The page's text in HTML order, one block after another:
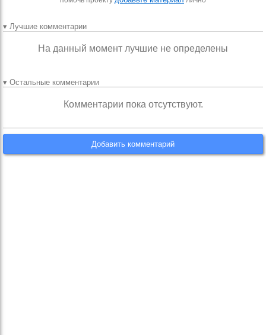
▾ Лучшие комментарии
На данный момент лучшие не определены
▾ Остальные комментарии
Комментарии пока отсутствуют.
Добавить комментарий